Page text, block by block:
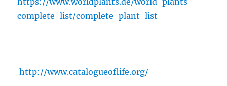
complete-list/complete-plant-list
http://www.catalogueoflife.org/